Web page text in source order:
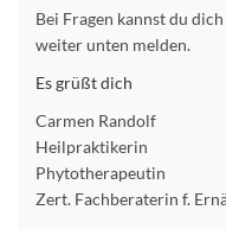
Bei Fragen kannst du
weiter unten melden.
Es grüßt dich
Carmen Randolf
Heilpraktikerin
Phytotherapeutin
Zert. Fachberaterin f.